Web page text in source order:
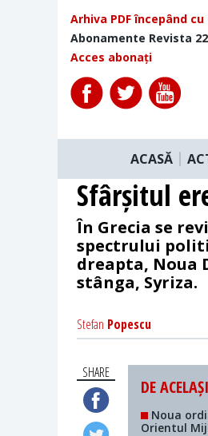
Arhiva PDF începând cu
Abonamente Revista 22
Acces abonați
ACASĂ
Sfârșitul
În Grecia se
spectrului
dreapta, Noua
stânga, Syriza.
Stefan Popescu
SHARE
DE
Noua
Orientul